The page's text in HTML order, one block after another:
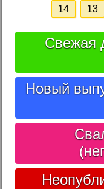
14 13
Свежая
Новый